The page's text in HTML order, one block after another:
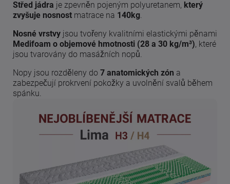
Střed jádra je zpevněn pojeným polyuretanem, který
zvyšuje nosnost matrace na 140kg
Nosné vrstvy jsou tvořeny kvalitními elastickými pěnami
Medifoam o objemové hmotnosti (28 a 30 kg/m³), které
jsou tvarovány do masážních nopů.
Nopy jsou rozděleny do 7 anatomických zón a
zabezpečují prokrvení pokožky a uvolnění svalů během
spánku.